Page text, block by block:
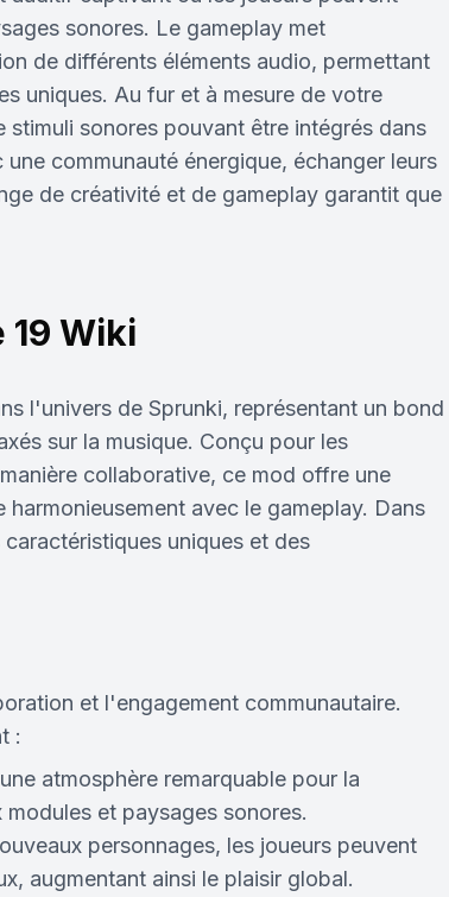
sonores. Le gameplay met
de différents éléments audio, permettant
uniques. Au fur et à mesure de votre
sonores pouvant être intégrés dans
communauté énergique, échanger leurs
de créativité et de gameplay garantit que
19 Wiki
l'univers de Sprunki, représentant un bond
sur la musique. Conçu pour les
collaborative, ce mod offre une
avec le gameplay. Dans
uniques et des
et l'engagement communautaire.
:
atmosphère remarquable pour la
et paysages sonores.
personnages, les joueurs peuvent
augmentant ainsi le plaisir global.